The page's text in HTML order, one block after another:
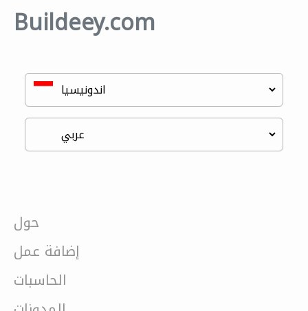
Buildeey.com
حول
إضافة عمل
الحاسبات